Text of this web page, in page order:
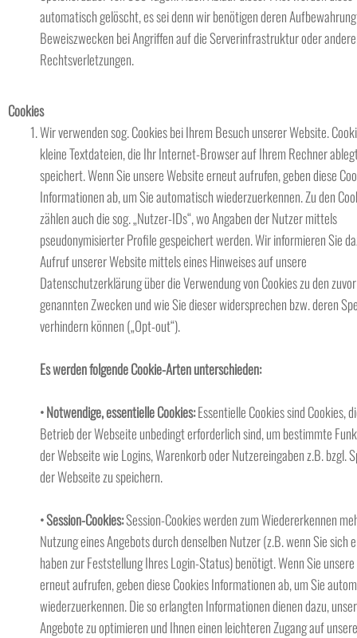
automatisch gelöscht, es sei denn wir benötigen deren
Beweiszwecken bei Angriffen auf die Serverinfrastruktur oder
Rechtsverletzungen.
Cookies
Wir verwenden sog. Cookies bei Ihrem Besuch unserer Website.
kleine Textdateien, die Ihr Internet-Browser auf Ihrem Rechner
speichert. Wenn Sie unsere Website erneut aufrufen, geben diese
Informationen ab, um Sie automatisch wiederzuerkennen. Zu den
zählen auch die sog. „Nutzer-IDs“, wo Angaben der Nutzer mittels
pseudonymisierter Profile gespeichert werden. Wir informieren Sie
Aufruf unserer Website mittels eines Hinweises auf unsere
Datenschutzerklärung über die Verwendung von Cookies zu den zuvor
genannten Zwecken und wie Sie dieser widersprechen bzw. deren
verhindern können („Opt-out“).
Es werden folgende Cookie-Arten unterschieden:
• Notwendige, essentielle Cookies:Essentielle Cookies sind Cookies,
Betrieb der Webseite unbedingt erforderlich sind, um bestimmte
der Webseite wie Logins, Warenkorb oder Nutzereingaben z.B. bzgl.
der Webseite zu speichern.
• Session-Cookies:Session-Cookies werden zum Wiedererkennen
Nutzung eines Angebots durch denselben Nutzer (z.B. wenn Sie sich
haben zur Feststellung Ihres Login-Status) benötigt. Wenn Sie
erneut aufrufen, geben diese Cookies Informationen ab, um Sie
wiederzuerkennen. Die so erlangten Informationen dienen dazu,
Angebote zu optimieren und Ihnen einen leichteren Zugang auf